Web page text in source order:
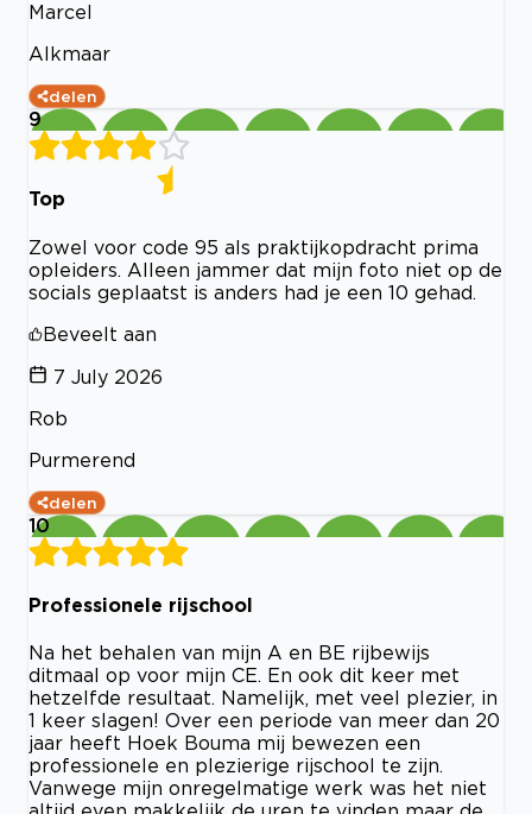
Marcel
Alkmaar
delen
9
Top
Zowel voor code 95 als praktijkopdracht prima
opleiders. Alleen jammer dat mijn foto niet op de
socials geplaatst is anders had je een 10 gehad.
Beveelt aan
7 July 2026
Rob
Purmerend
delen
10
Professionele rijschool
Na het behalen van mijn A en BE rijbewijs
ditmaal op voor mijn CE. En ook dit keer met
hetzelfde resultaat. Namelijk, met veel plezier, in
1 keer slagen! Over een periode van meer dan 20
jaar heeft Hoek Bouma mij bewezen een
professionele en plezierige rijschool te zijn.
Vanwege mijn onregelmatige werk was het niet